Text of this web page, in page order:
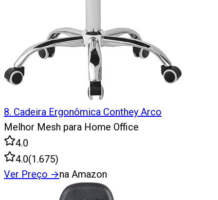
8. Cadeira Ergonômica Conthey Arco
Melhor Mesh para Home Office
4.0
4.0(1.675)
Ver Preço →na Amazon